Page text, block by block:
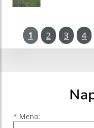
1 2 3 4
* Meno:
Meno
Priezvisko
E-mailová adresa